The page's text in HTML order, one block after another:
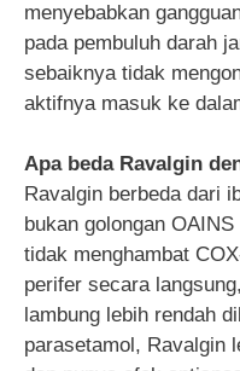
menyebabkan
pada pembuluh darah
sebaiknya tidak
aktifnya masuk ke
Apa beda Ravalgin
Ravalgin berbeda dari
bukan golongan
tidak menghambat
perifer secara
lambung lebih rendah
parasetamol, Ravalgin